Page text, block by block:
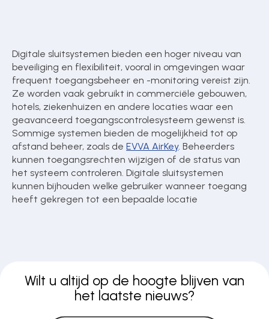
Digitale sluitsystemen bieden een hoger niveau van
beveiliging en flexibiliteit, vooral in omgevingen waar
frequent toegangsbeheer en -monitoring vereist zijn.
Ze worden vaak gebruikt in commerciële gebouwen,
hotels, ziekenhuizen en andere locaties waar een
geavanceerd toegangscontrolesysteem gewenst is.
Sommige systemen bieden de mogelijkheid tot op
afstand beheer, zoals deEVVA AirKey. Beheerders
kunnen toegangsrechten wijzigen of de status van
het systeem controleren. Digitale sluitsystemen
kunnen bijhouden welke gebruiker wanneer toegang
heeft gekregen tot een bepaalde locatie
Wilt u altijd op de hoogte blijven van
het laatste nieuws?